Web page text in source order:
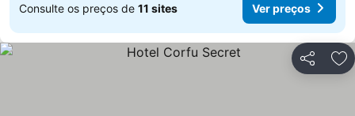
Consulte os preços de 11 sites Ver preços
Partilhar